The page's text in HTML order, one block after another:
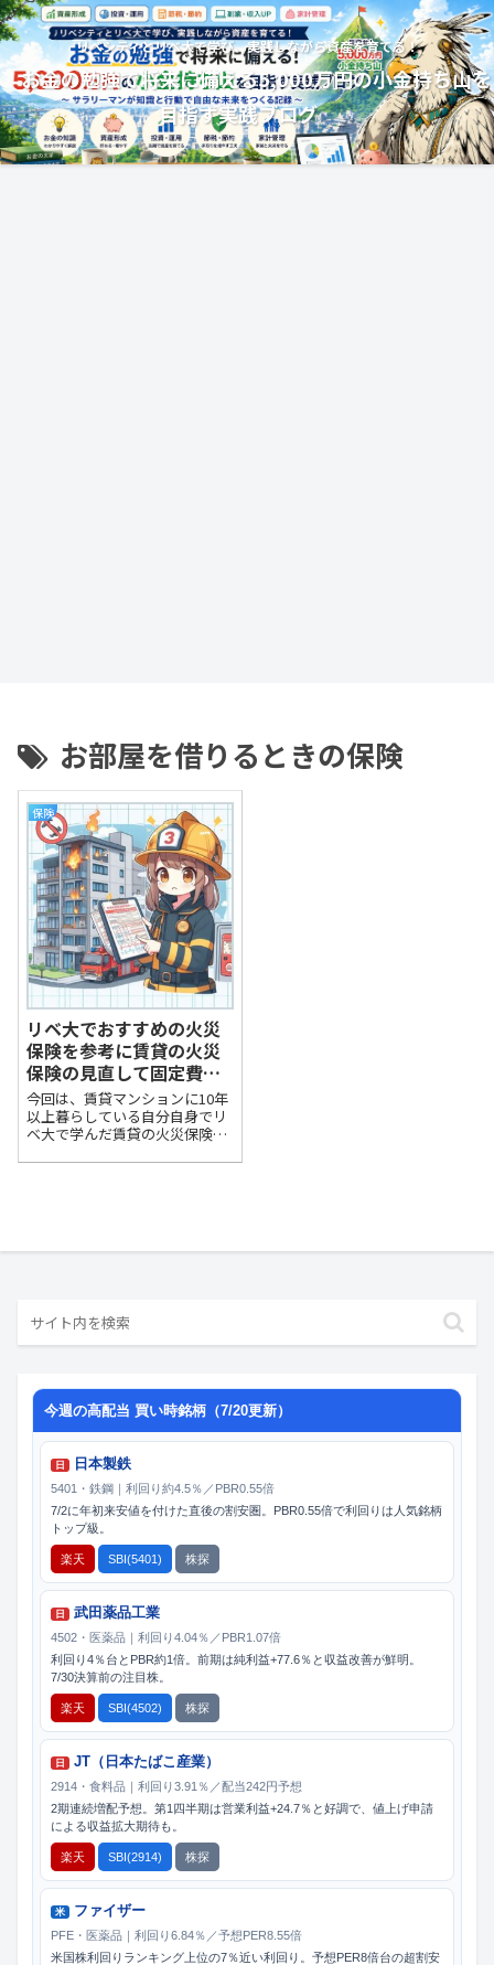
リベシティとリベ大で学び、実践しながら資産を育てる！
お金の勉強で将来に備える5,000万円の小金持ち山を
目指す実践ブログ
お部屋を借りるときの保険
保険
リベ大でおすすめの火災
保険を参考に賃貸の火災
保険の見直して固定費を
節約しよう
今回は、賃貸マンションに10年
以上暮らしている自分自身でリ
ベ大で学んだ賃貸の火災保険の
できるかチャレンジしてみたい
今週の高配当 買い時銘柄（7/20更新）
日 日本製鉄
5401・鉄鋼｜利回り約4.5％／PBR0.55倍
7/2に年初来安値を付けた直後の割安圏。PBR0.55倍で利回りは人気銘柄
トップ級。
楽天 SBI(5401) 株探
日 武田薬品工業
4502・医薬品｜利回り4.04％／PBR1.07倍
利回り4％台とPBR約1倍。前期は純利益+77.6％と収益改善が鮮明。
7/30決算前の注目株。
楽天 SBI(4502) 株探
日 JT（日本たばこ産業）
2914・食料品｜利回り3.91％／配当242円予想
2期連続増配予想。第1四半期は営業利益+24.7％と好調で、値上げ申請
による収益拡大期待も。
楽天 SBI(2914) 株探
米 ファイザー
PFE・医薬品｜利回り6.84％／予想PER8.55倍
米国株利回りランキング上位の7％近い利回り。予想PER8倍台の超割安